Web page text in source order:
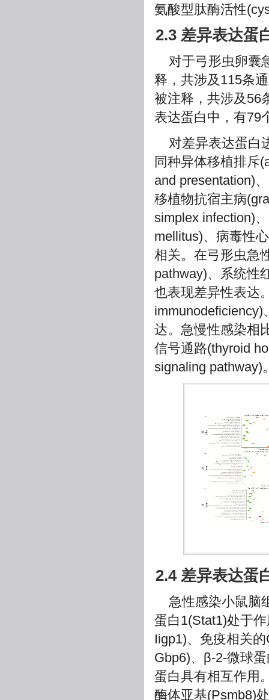
氨酸型肽酶活性
2.3 差异表达蛋
对于弓形虫卵囊
释，共涉及115条
被注释，共涉及56
表达蛋白中，有79
对差异表达蛋白
同种异体移植排斥
and presentation)
移植物抗宿主病
simplex infection)
mellitus)、病毒性
相关。在弓形虫急
pathway)、系统性
也表现差异性表达
达。急慢性感染相
信号通路(thyroid
signaling pathway)
2.4 差异表达蛋
急性感染小鼠脑
蛋白1(Stat1)处于
Iigp1)、免疫相关
Gbp6)、β-2-微球
蛋白具有相互作用
酶体亚基(Psmb8)